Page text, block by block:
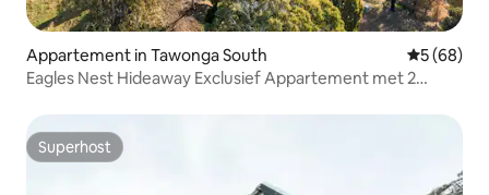
Appartement in Tawonga South
5 (68)
Eagles Nest Hideaway Exclusief Appartement met 2
Superhost
Superhost